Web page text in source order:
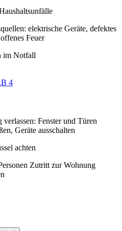
elektrische Geräte, defektes
Feuer
im Notfall
4
verlassen: Fenster und Türen
Geräte ausschalten
achten
Zutritt zur Wohnung